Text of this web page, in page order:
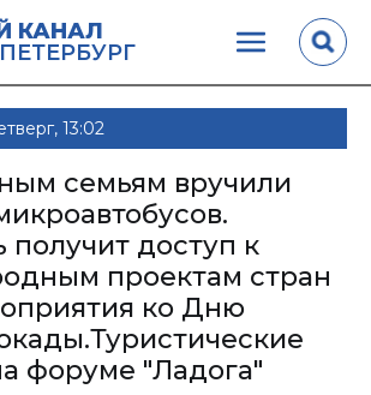
КАНАЛ
13:02
семьям вручили
доступ к
проектам стран
ко Дню
форуме "Ладога"